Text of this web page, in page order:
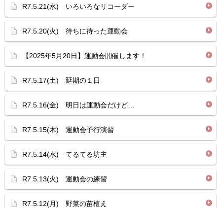
R7.5.21(水) いろいろなリコーダー
R7.5.20(火) 待ちに待った運動会
【2025年5月20日】運動会開催します！
R7.5.17(土) 延期の１日
R7.5.16(金) 明日は運動会だけど…
R7.5.15(木) 運動会予行演習
R7.5.14(水) てるてる坊主
R7.5.13(火) 運動会の練習
R7.5.12(月) 野菜の苗植え